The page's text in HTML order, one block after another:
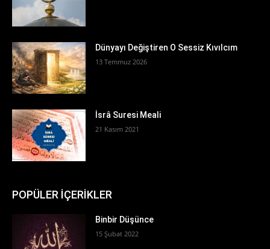
Dünyayı Değiştiren O Sessiz Kıvılcım
13 Temmuz 2026
İsrâ Suresi Meali
21 Kasım 2021
POPÜLER İÇERİKLER
Binbir Düşünce
15 Şubat 2022